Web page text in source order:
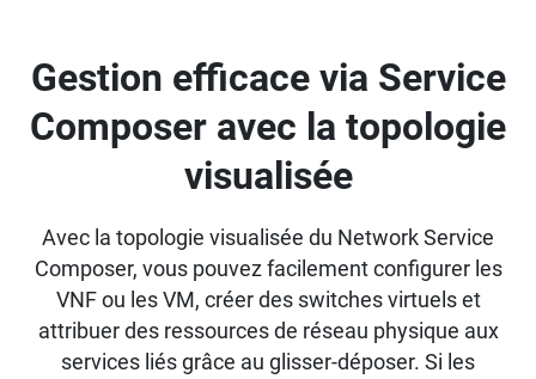
Gestion efficace via Service
Composer avec la topologie
visualisée
Avec la topologie visualisée du Network Service
Composer, vous pouvez facilement configurer les
VNF ou les VM, créer des switches virtuels et
attribuer des ressources de réseau physique aux
services liés grâce au glisser-déposer. Si les